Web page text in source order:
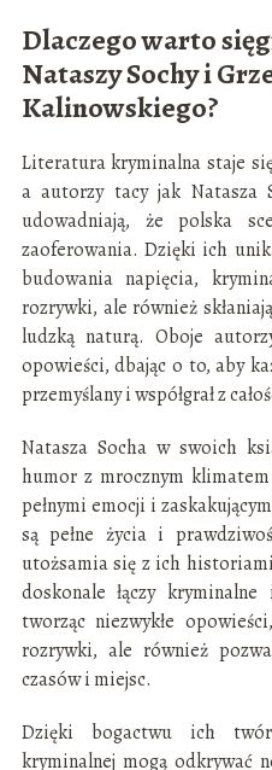
Dlaczego warto
Nataszy Sochy i
Kalinowskiego?
Literatura kryminalna staje
a autorzy tacy jak Natasza
udowadniają, że polska
zaoferowania. Dzięki ich
budowania napięcia,
rozrywki, ale również
ludzką naturą. Oboje
opowieści, dbając o to, aby
przemyślany i współgrał z
Natasza Socha w swoich
humor z mrocznym
pełnymi emocji i
są pełne życia i
utożsamia się z ich
doskonale łączy
tworząc niezwykłe
rozrywki, ale również
czasów i miejsc.
Dzięki bogactwu ich
kryminalnej mogą odkrywać